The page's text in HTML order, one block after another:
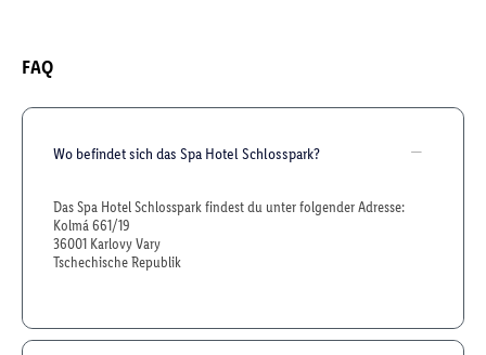
FAQ
Wo befindet sich das Spa Hotel Schlosspark?
Das Spa Hotel Schlosspark findest du unter folgender Adresse:
Kolmá 661/19
36001 Karlovy Vary
Tschechische Republik